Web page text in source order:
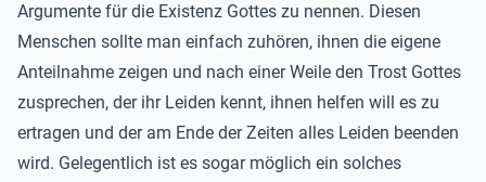
Argumente für die Existenz Gottes zu nennen. Diesen
Menschen sollte man einfach zuhören, ihnen die eigene
Anteilnahme zeigen und nach einer Weile den Trost Gottes
zusprechen, der ihr Leiden kennt, ihnen helfen will es zu
ertragen und der am Ende der Zeiten alles Leiden beenden
wird. Gelegentlich ist es sogar möglich ein solches